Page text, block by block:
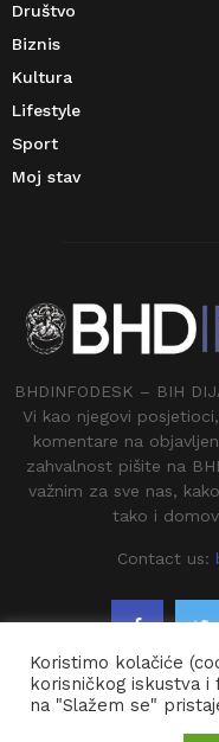
Društvo
Biznis
Kultura
Lifestyle
Sport
Moj stav
BHDINFODESK – BIH
Vi kao njegovi
komentare na
zahvalnost pišite na
važnim za sve nas,
tako i
Contact us:
@2020 -
Koristimo kolačiće
korisničkog iskustva i
na "Slažem se"